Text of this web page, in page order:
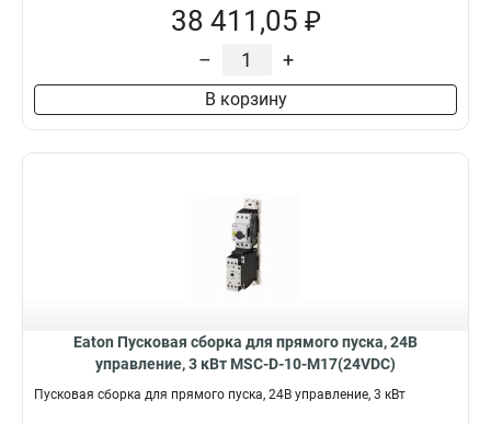
38 411,05 ₽
– +
В корзину
Eaton Пусковая сборка для прямого пуска, 24В
управление, 3 кВт MSC-D-10-M17(24VDC)
Пусковая сборка для прямого пуска, 24В управление, 3 кВт